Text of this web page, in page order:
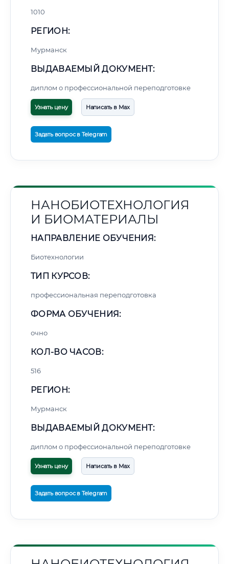
1010
РЕГИОН:
Мурманск
ВЫДАВАЕМЫЙ ДОКУМЕНТ:
диплом о профессиональной переподготовке
Узнать цену Написать в Max
Задать вопрос в Telegram
НАНОБИОТЕХНОЛОГИЯ
И БИОМАТЕРИАЛЫ
НАПРАВЛЕНИЕ ОБУЧЕНИЯ:
Биотехнологии
ТИП КУРСОВ:
профессиональная переподготовка
ФОРМА ОБУЧЕНИЯ:
очно
КОЛ-ВО ЧАСОВ:
516
РЕГИОН:
Мурманск
ВЫДАВАЕМЫЙ ДОКУМЕНТ:
диплом о профессиональной переподготовке
Узнать цену Написать в Max
Задать вопрос в Telegram